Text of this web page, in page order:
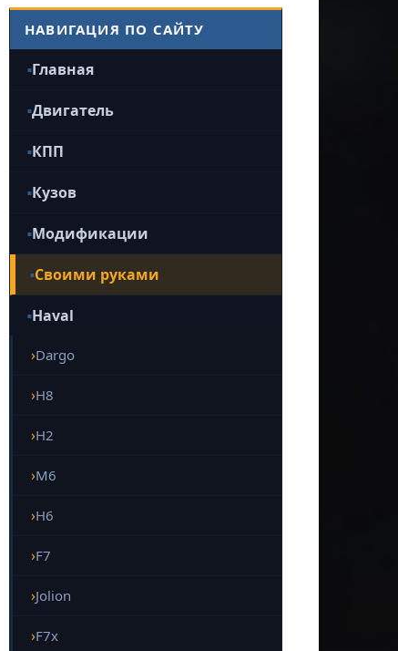
НАВИГАЦИЯ ПО САЙТУ
Главная
Двигатель
КПП
Кузов
Модификации
Своими руками
Haval
Dargo
H8
H2
M6
H6
F7
Jolion
F7x